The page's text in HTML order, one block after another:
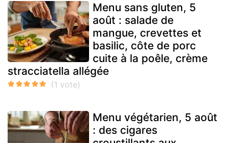
Menu sans gluten, 5
août : salade de
mangue, crevettes et
basilic, côte de porc
cuite à la poêle, crème
stracciatella allégée
Menu végétarien, 5 août
: des cigares